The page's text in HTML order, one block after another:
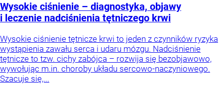
Wysokie ciśnienie – diagnostyka, objawy
i leczenie nadciśnienia tętniczego krwi
Wysokie ciśnienie tętnicze krwi to jeden z czynników ryzyka
wystąpienia zawału serca i udaru mózgu. Nadciśnienie
tętnicze to tzw. cichy zabójca – rozwija się bezobjawowo,
wywołując m.in. choroby układu sercowo-naczyniowego.
Szacuje się,...